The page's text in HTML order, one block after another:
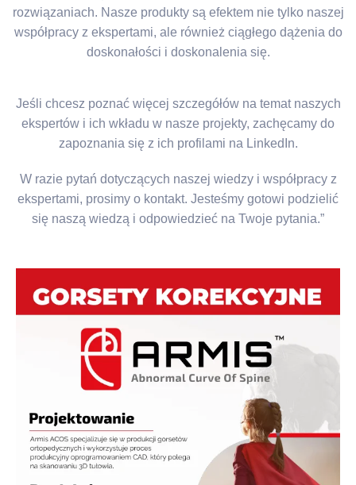
rozwiązaniach. Nasze produkty są efektem nie tylko naszej
współpracy z ekspertami, ale również ciągłego dążenia do
doskonałości i doskonalenia się.
Jeśli chcesz poznać więcej szczegółów na temat naszych
ekspertów i ich wkładu w nasze projekty, zachęcamy do
zapoznania się z ich profilami na LinkedIn.
W razie pytań dotyczących naszej wiedzy i współpracy z
ekspertami, prosimy o kontakt. Jesteśmy gotowi podzielić
się naszą wiedzą i odpowiedzieć na Twoje pytania.”